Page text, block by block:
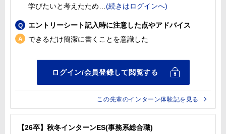
学びたいと考えたため
エントリーシート記入時に注意した点やアドバイス
できるだけ簡潔に書くことを意識した
この先輩のインターン体験記を見る
【26卒】秋冬インターンES(事務系総合職)